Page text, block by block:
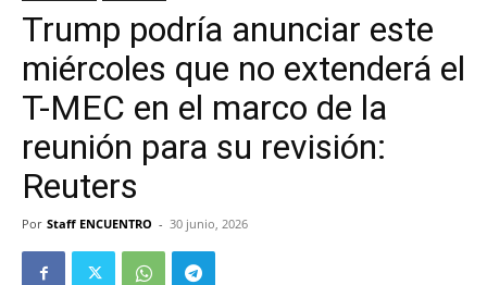
Trump podría anunciar este
miércoles que no extenderá el
T-MEC en el marco de la
reunión para su revisión:
Reuters
Por Staff ENCUENTRO - 30 junio, 2026